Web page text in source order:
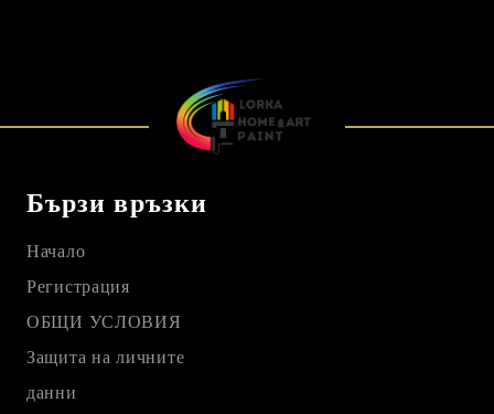
Бързи връзки
Начало
Регистрация
ОБЩИ УСЛОВИЯ
Защита на личните
данни